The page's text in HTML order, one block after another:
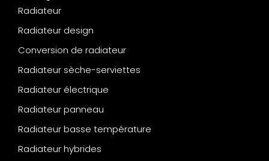
Radiateur
Radiateur design
Conversion de radiateur
Radiateur sèche-serviettes
Radiateur électrique
Radiateur panneau
Radiateur basse température
Radiateur hybrides